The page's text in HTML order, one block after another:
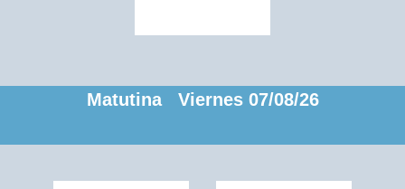
Matutina Viernes 07/08/26